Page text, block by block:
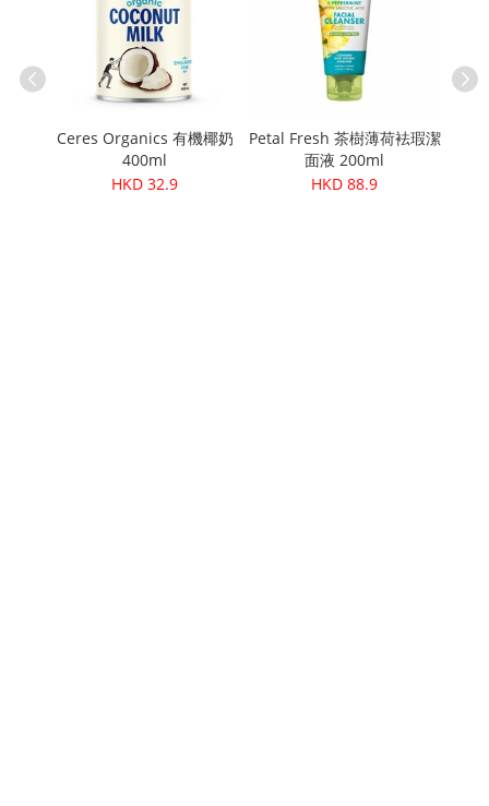
Ceres Organics 有機椰奶
400ml
HKD 32.9
Petal Fresh 茶樹薄荷袪瑕潔
面液 200ml
HKD 88.9